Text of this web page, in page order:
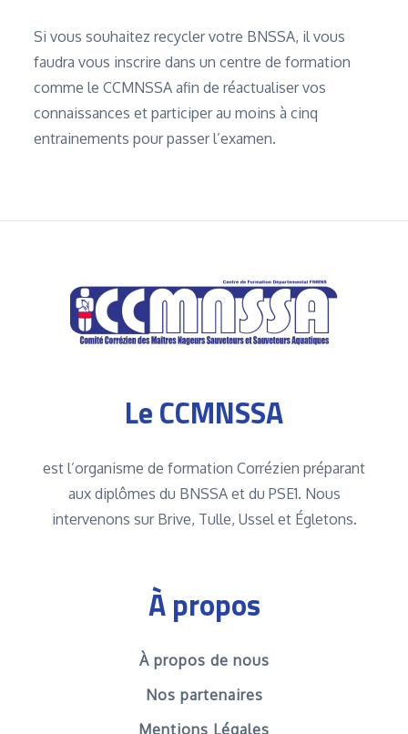
Si vous souhaitez recycler votre BNSSA, il vous
faudra vous inscrire dans un centre de formation
comme le CCMNSSA afin de réactualiser vos
connaissances et participer au moins à cinq
entrainements pour passer l’examen.
Le CCMNSSA
est l’organisme de formation Corrézien préparant
aux diplômes du BNSSA et du PSE1. Nous
intervenons sur Brive, Tulle, Ussel et Égletons.
À propos
À propos de nous
Nos partenaires
Mentions Légales